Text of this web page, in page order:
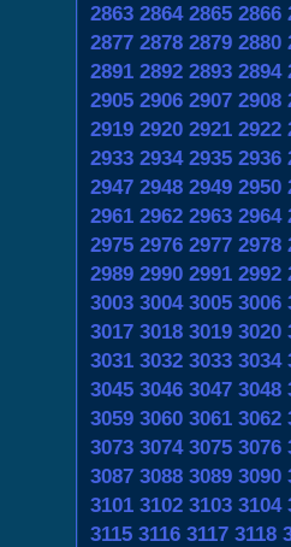
2863 2864 2865 2866
2877 2878 2879 2880
2891 2892 2893 2894
2905 2906 2907 2908
2919 2920 2921 2922
2933 2934 2935 2936
2947 2948 2949 2950
2961 2962 2963 2964
2975 2976 2977 2978
2989 2990 2991 2992
3003 3004 3005 3006
3017 3018 3019 3020
3031 3032 3033 3034
3045 3046 3047 3048
3059 3060 3061 3062
3073 3074 3075 3076
3087 3088 3089 3090
3101 3102 3103 3104
3115 3116 3117 3118